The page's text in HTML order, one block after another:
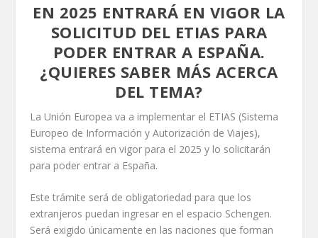
EN 2025 ENTRARÁ EN VIGOR LA
SOLICITUD DEL ETIAS PARA
PODER ENTRAR A ESPAÑA.
¿QUIERES SABER MÁS ACERCA
DEL TEMA?
La Unión Europea va a implementar el ETIAS (Sistema
Europeo de Información y Autorización de Viajes),
sistema entrará en vigor para el 2025 y lo solicitarán
para poder entrar a España.
Este trámite será de obligatoriedad para que los
extranjeros puedan ingresar en el espacio Schengen.
Será exigido únicamente en las naciones que forman